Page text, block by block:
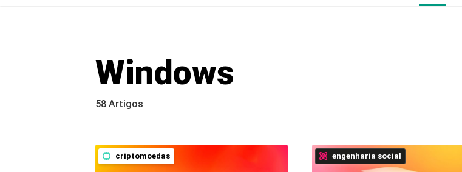
Windows
58 Artigos
criptomoedas engenharia social